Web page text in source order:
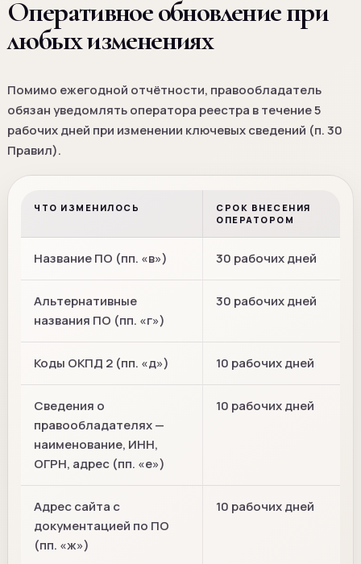
Оперативное обновление при
любых изменениях
Помимо ежегодной отчётности, правообладатель
обязан уведомлять оператора реестра в течение 5
рабочих дней при изменении ключевых сведений (п. 30
Правил).
ЧТО ИЗМЕНИЛОСЬ
СРОК ВНЕСЕНИЯ
ОПЕРАТОРОМ
Название ПО (пп. «в») 30 рабочих дней
Альтернативные
названия ПО (пп. «г»)
30 рабочих дней
Коды ОКПД 2 (пп. «д») 10 рабочих дней
Сведения о
правообладателях —
наименование, ИНН,
ОГРН, адрес (пп. «е»)
10 рабочих дней
Адрес сайта с
документацией по ПО
(пп. «ж»)
10 рабочих дней